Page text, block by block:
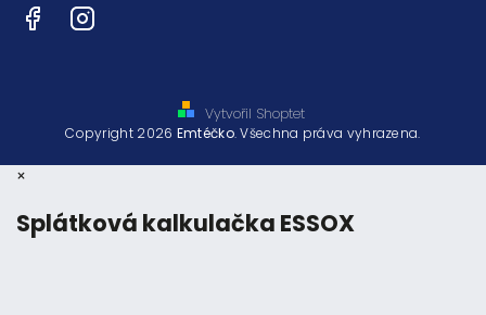
FacebookInstagram
Vytvořil Shoptet
Copyright 2026 Emtéčko. Všechna práva vyhrazena.
×
Splátková kalkulačka ESSOX